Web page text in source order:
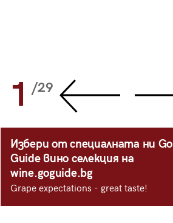
1 /29
Избери от специалната ни Go
Guide вино селекция на
wine.goguide.bg
Grape expectations - great taste!